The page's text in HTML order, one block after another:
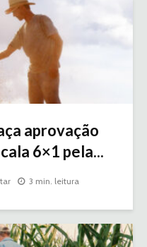
aprovação
6×1 pela...
3 min. leitura